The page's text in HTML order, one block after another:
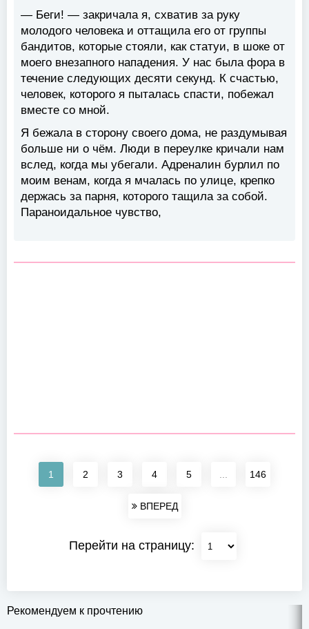
— Беги! — закричала я, схватив за руку
молодого человека и оттащила его от группы
бандитов, которые стояли, как статуи, в шоке от
моего внезапного нападения. У нас была фора в
течение следующих десяти секунд. К счастью,
человек, которого я пыталась спасти, побежал
вместе со мной.
Я бежала в сторону своего дома, не раздумывая
больше ни о чём. Люди в переулке кричали нам
вслед, когда мы убегали. Адреналин бурлил по
моим венам, когда я мчалась по улице, крепко
держась за парня, которого тащила за собой.
Параноидальное чувство,
1 2 3 4 5 146
ВПЕРЕД
Перейти на страницу:
Рекомендуем к прочтению